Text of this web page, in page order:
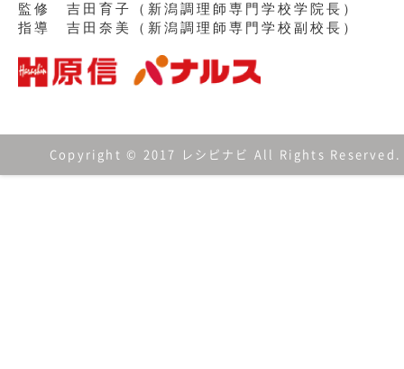
監修 吉田育子（新潟調理師専門学校学院長）
指導 吉田奈美（新潟調理師専門学校副校長）
Copyright © 2017 レシピナビ All Rights Reserved.